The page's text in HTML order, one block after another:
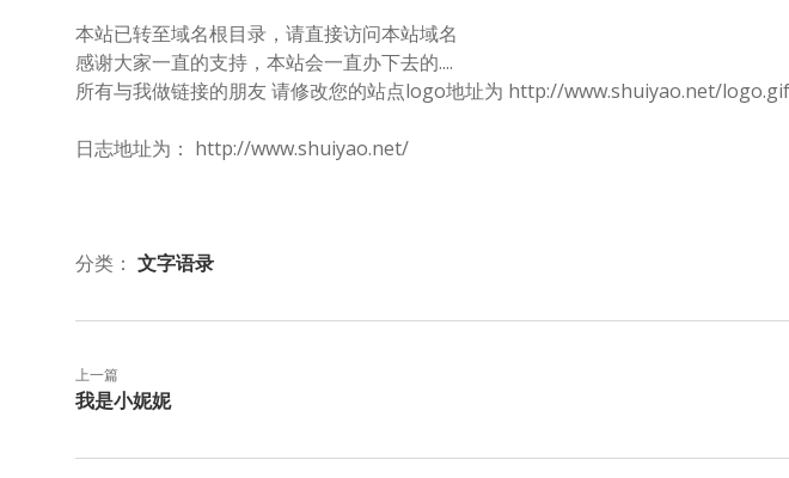
本站已转至域名根目录，请直接访问本站域名
感谢大家一直的支持，本站会一直办下去的....
所有与我做链接的朋友 请修改您的站点logo地址为 http://www.shuiyao.net/logo.gif
日志地址为： http://www.shuiyao.net/
分类： 文字语录
上一篇
我是小妮妮